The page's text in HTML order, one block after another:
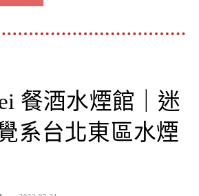
餐酒水煙館｜迷
系台北東區水煙